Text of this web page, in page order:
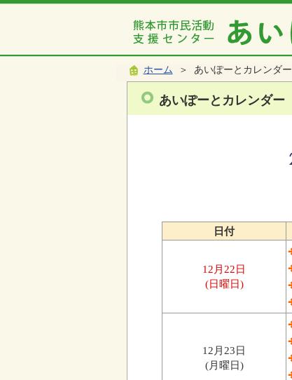
ホーム ＞ あいぽーとカレンダー
あいぽーとカレンダー
日付
12月22日
(日曜日)
12月23日
(月曜日)